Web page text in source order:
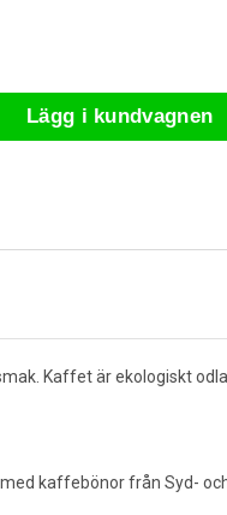
Lägg i kundvagnen
Kaffet är ekologiskt
kaffebönor från Syd-